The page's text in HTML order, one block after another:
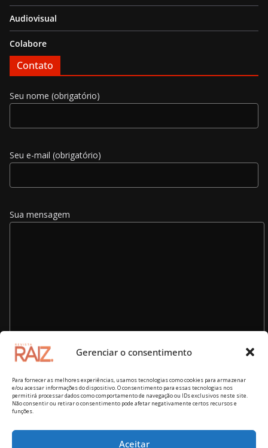
Gerenciar o consentimento
Para fornecer as melhores experiências, usamos tecnologias como cookies para armazenar
e/ou acessar informações do dispositivo. O consentimento para essas tecnologias nos
permitirá processar dados como comportamento de navegação ou IDs exclusivos neste site.
Não consentir ou retirar o consentimento pode afetar negativamente certos recursos e
funções.
Aceitar
Audiovisual
Colabore
Contato
Seu nome (obrigatório)
Seu e-mail (obrigatório)
Sua mensagem